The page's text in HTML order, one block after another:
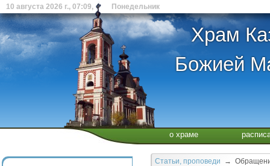
10 августа 2026 г., 07:09, Понедельник
Храм
Божией
о храме
Статьи, проповеди →